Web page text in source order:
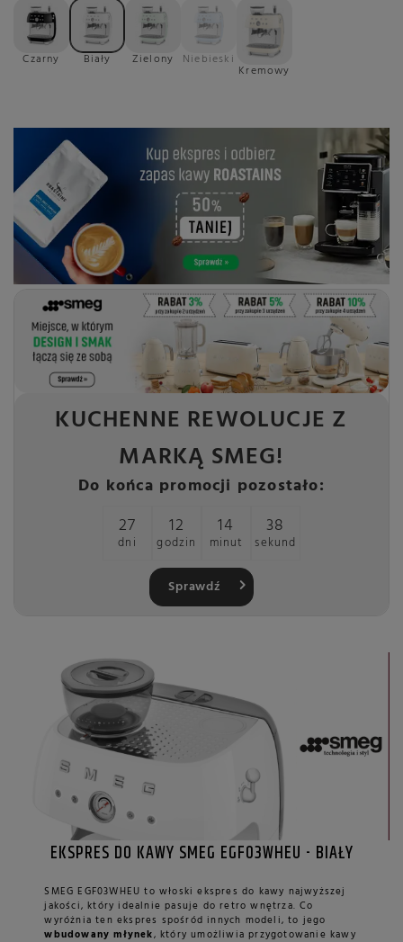
Czarny Biały Zielony Niebieski
Kremowy
KUCHENNE REWOLUCJE Z
MARKĄ SMEG!
Do końca promocji pozostało:
27
dni
12
godzin
14
minut
37
sekund
Sprawdź
EKSPRES DO KAWY SMEG EGF03WHEU - BIAŁY
SMEG EGF03WHEU to włoski ekspres do kawy najwyższej
jakości, który idealnie pasuje do retro wnętrza. Co
wyróżnia ten ekspres spośród innych modeli, to jego
wbudowany młynek, który umożliwia przygotowanie kawy